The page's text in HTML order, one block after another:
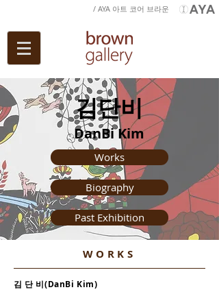
/ AYA 아트 코어 브라운
김단비
DanBi Kim
Works
Biography
Past Exhibition
WORKS
김 단 비(DanBi Kim)